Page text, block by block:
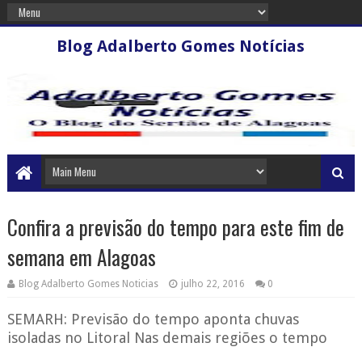
Blog Adalberto Gomes Notícias
Confira a previsão do tempo para este fim de
semana em Alagoas
Blog Adalberto Gomes Noticias julho 22, 2016 0
SEMARH: Previsão do tempo aponta chuvas
isoladas no Litoral Nas demais regiões o tempo